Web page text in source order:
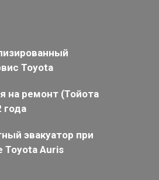
Toyota
на ремонт (Тойота
года
эвакуатор при
Toyota Auris